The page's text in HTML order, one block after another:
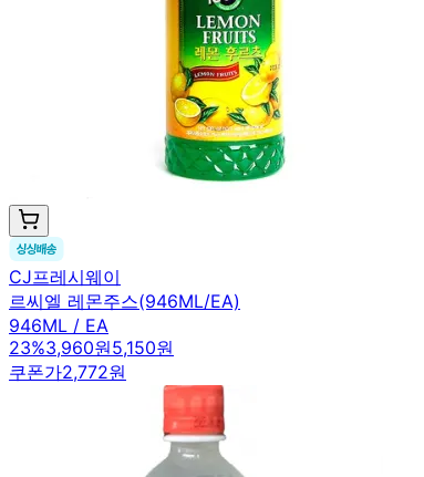
CJ프레시웨이
르씨엘 레몬주스(946ML/EA)
946ML / EA
23%3,960원5,150원
쿠폰가2,772원